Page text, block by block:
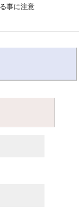
事に注意